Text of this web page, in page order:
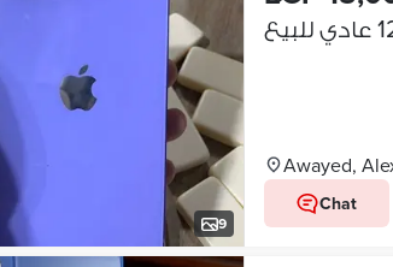
9
Awayed,
Chat